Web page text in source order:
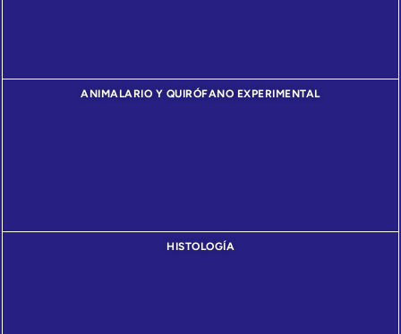
ANIMALARIO Y QUIRÓFANO EXPERIMENTAL
HISTOLOGÍA